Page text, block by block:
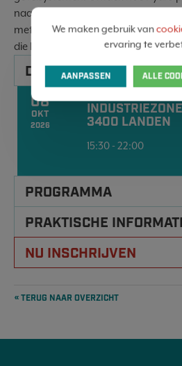
naar aluminium, geproduceerd uit
met hernieuwbare energie. Ervaar
die bijdragen aan een duurzame
DATA
08
OKT
2026 3400 LANDEN
15:30 - 22:00
PROGRAMMA
PRAKTISCHE
NU INSCHRIJVEN
« TERUG NAAR OVERZICHT
We maken gebruik van
ervaring te
AANPASSEN ALLE